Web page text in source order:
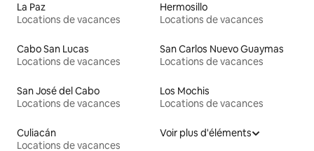
La Paz
Locations de vacances
Hermosillo
Locations de vacances
Cabo San Lucas
Locations de vacances
San Carlos Nuevo Guaymas
Locations de vacances
San José del Cabo
Locations de vacances
Los Mochis
Locations de vacances
Culiacán
Locations de vacances
Voir plus d'éléments